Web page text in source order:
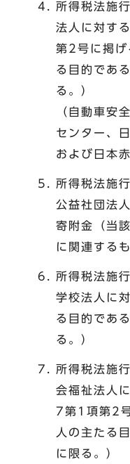
所得税法施
法人に対す
第2号に掲げ
る目的であ
る。）
（自動車安
センター、
および日本
所得税法施
公益社団法
寄附金（当
に関連する
所得税法施
学校法人に
る目的であ
る。）
所得税法施
会福祉法人
7第1項第2
人の主たる
に限る。）